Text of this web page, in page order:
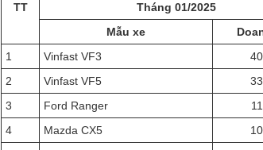
TT Tháng 01/2025
Mẫu xe
1
Vinfast VF3
2
Vinfast VF5
3
Ford Ranger
4
Mazda CX5